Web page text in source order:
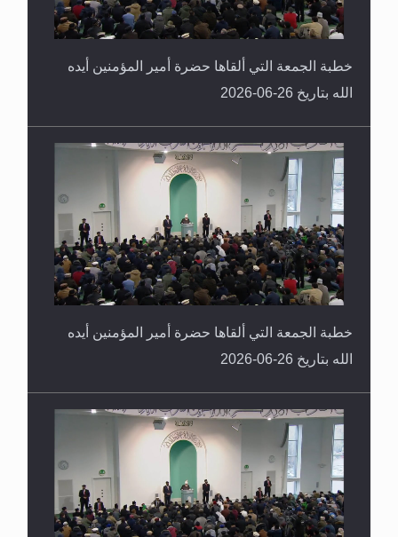
خطبة الجمعة التي ألقاها حضرة أمير المؤمنين أيده
الله بتاريخ 26-06-2026
خطبة الجمعة التي ألقاها حضرة أمير المؤمنين أيده
الله بتاريخ 26-06-2026